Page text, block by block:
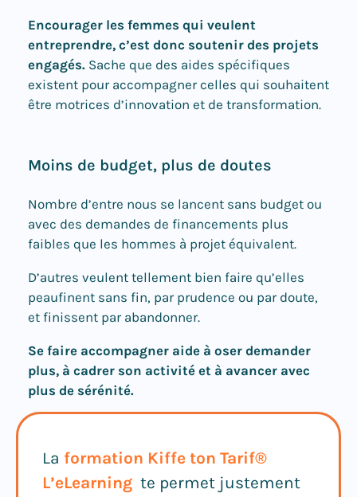
Encourager les femmes qui veulent
entreprendre, c’est donc soutenir des projets
engagés. Sache que des aides spécifiques
existent pour accompagner celles qui souhaitent
être motrices d’innovation et de transformation.
Moins de budget, plus de doutes
Nombre d’entre nous se lancent sans budget ou
avec des demandes de financements plus
faibles que les hommes à projet équivalent.
D’autres veulent tellement bien faire qu’elles
peaufinent sans fin, par prudence ou par doute,
et finissent par abandonner.
Se faire accompagner aide à oser demander
plus, à cadrer son activité et à avancer avec
plus de sérénité.
La formation Kiffe ton Tarif®
L’eLearning te permet justement